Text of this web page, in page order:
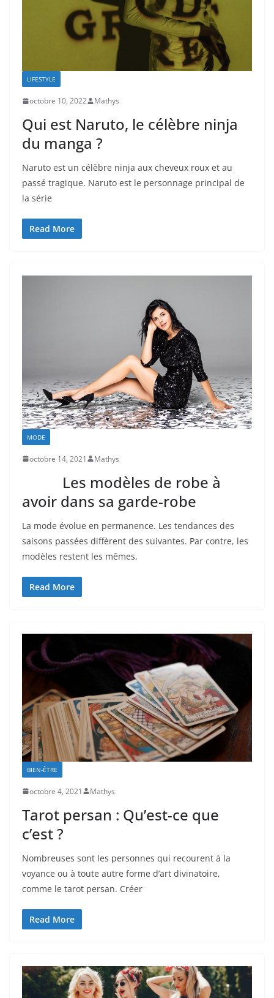
LIFESTYLE
octobre 10, 2022 Mathys
Qui est Naruto, le célèbre ninja
du manga ?
Naruto est un célèbre ninja aux cheveux roux et au
passé tragique. Naruto est le personnage principal de
la série
Read More
MODE
octobre 14, 2021 Mathys
Les modèles de robe à
avoir dans sa garde-robe
La mode évolue en permanence. Les tendances des
saisons passées diffèrent des suivantes. Par contre, les
modèles restent les mêmes,
Read More
BIEN-ÊTRE
octobre 4, 2021 Mathys
Tarot persan : Qu’est-ce que
c’est ?
Nombreuses sont les personnes qui recourent à la
voyance ou à toute autre forme d’art divinatoire,
comme le tarot persan. Créer
Read More